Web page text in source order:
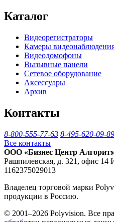
Каталог
Видеорегистраторы
Камеры
Видеодомофоны
Вызывные панели
Сетевое оборудование
Аксессуары
Архив
Контакты
8-800-555-77-63 8-495-620-09-89
Все контакты
ООО «Бизнес Центр
Рашпилевская, д. 321, офис 14
1162375029013
Владелец торговой марки
продукции в Россию.
© 2001–2026 Polyvision. Все